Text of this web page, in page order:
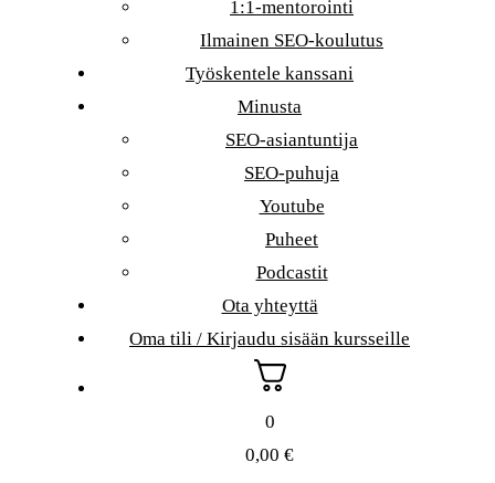
1:1-mentorointi
Ilmainen SEO-koulutus
Työskentele kanssani
Minusta
SEO-asiantuntija
SEO-puhuja
Youtube
Puheet
Podcastit
Ota yhteyttä
Oma tili / Kirjaudu sisään kursseille
0
0,00 €